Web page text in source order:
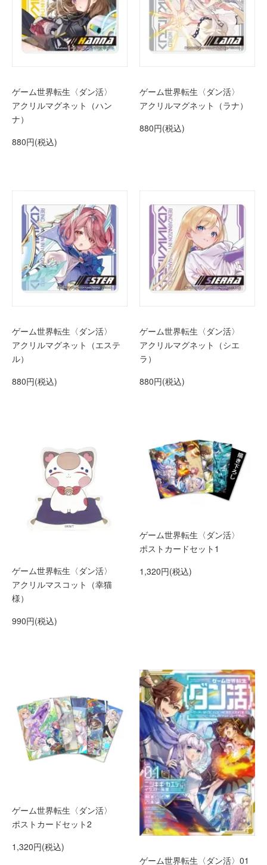
ゲーム世界転生〈ダン活〉
アクリルマグネット（ハン
ナ）
880円(税込)
ゲーム世界転生〈ダン活〉
アクリルマグネット（ラナ）
880円(税込)
ゲーム世界転生〈ダン活〉
アクリルマグネット（エステ
ル）
880円(税込)
ゲーム世界転生〈ダン活〉
アクリルマグネット（シエ
ラ）
880円(税込)
ゲーム世界転生〈ダン活〉
アクリルマスコット（幸猫
様）
990円(税込)
ゲーム世界転生〈ダン活〉
ポストカードセット1
1,320円(税込)
ゲーム世界転生〈ダン活〉
ポストカードセット2
1,320円(税込)
ゲーム世界転生〈ダン活〉01